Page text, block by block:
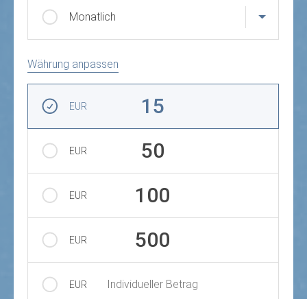
Monatlich
Währung anpassen
EUR 15
EUR 50
EUR 100
EUR 500
EUR Individueller Betrag